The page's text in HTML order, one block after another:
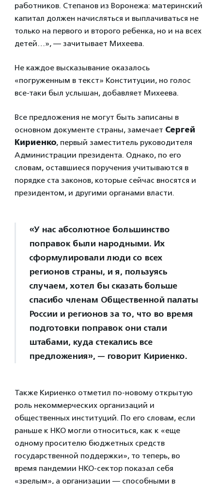
работников. Степанов из Воронежа: материнский
капитал должен начисляться и выплачиваться не
только на первого и второго ребенка, но и на всех
детей…», — зачитывает Михеева.
Не каждое высказывание оказалось
«погруженным в текст» Конституции, но голос
все-таки был услышан, добавляет Михеева.
Все предложения не могут быть записаны в
основном документе страны, замечает Сергей
Кириенко, первый заместитель руководителя
Администрации президента. Однако, по его
словам, оставшиеся поручения учитываются в
порядке ста законов, которые сейчас вносятся и
президентом, и другими органами власти.
«У нас абсолютное большинство
поправок были народными. Их
сформулировали люди со всех
регионов страны, и я, пользуясь
случаем, хотел бы сказать больше
спасибо членам Общественной палаты
России и регионов за то, что во время
подготовки поправок они стали
штабами, куда стекались все
предложения», — говорит Кириенко.
Также Кириенко отметил по-новому открытую
роль некоммерческих организаций и
общественных институций. По его словам, если
раньше к НКО могли относиться, как к «еще
одному просителю бюджетных средств
государственной поддержки», то теперь, во
время пандемии НКО-сектор показал себя
«зрелым», а организации — способными в